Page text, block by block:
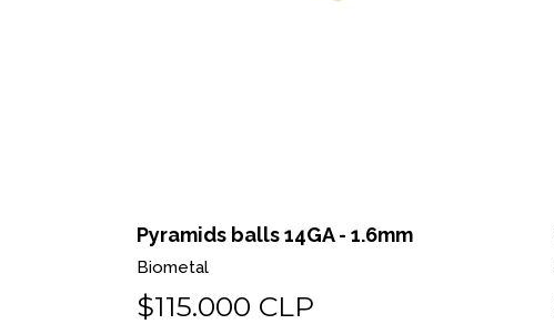
Pyramids balls 14GA - 1.6mm
Biometal
$115.000 CLP